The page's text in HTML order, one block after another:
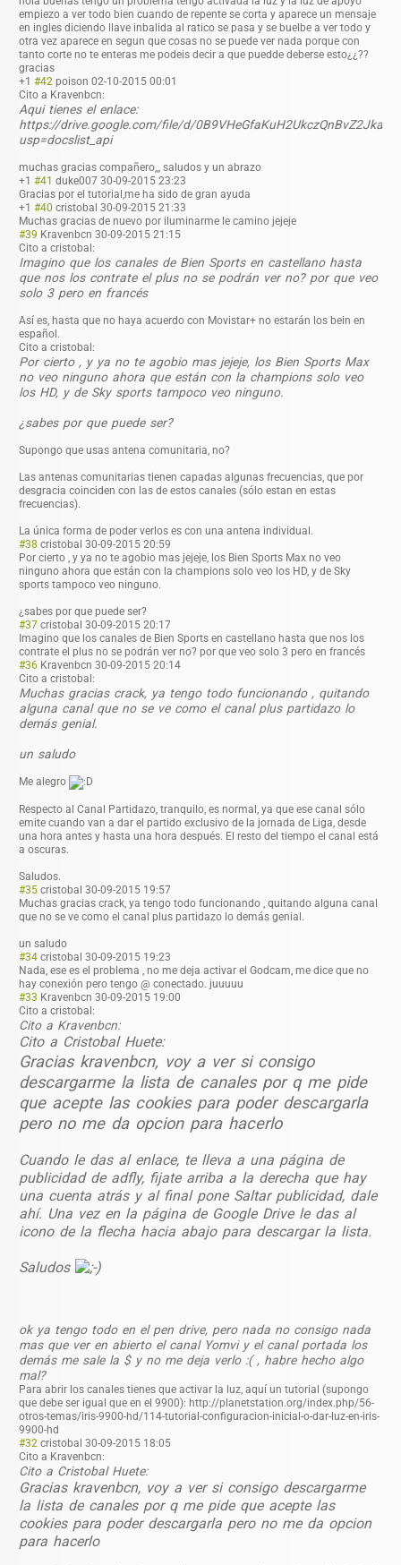
empiezo a ver todo bien cuando de repente se corta y aparece un mensaje
en ingles diciendo llave inbalida al ratico se pasa y se buelbe a ver todo y
otra vez aparece en segun que cosas no se puede ver nada porque con
tanto corte no te enteras me podeis decir a que puedde deberse esto¿¿??
gracias
+1 #42 poison 02-10-2015 00:01
Cito a Kravenbcn:
Aqui tienes el enlace:
https://drive.google.com/file/d/
usp=docslist_api
muchas gracias compañero,,, saludos y un abrazo
+1 #41 duke007 30-09-2015 23:23
Gracias por el tutorial,me ha sido de gran ayuda
+1 #40 cristobal 30-09-2015 21:33
Muchas gracias de nuevo por iluminarme le camino jejeje
#39 Kravenbcn 30-09-2015 21:15
Cito a cristobal:
Imagino que los canales de Bien Sports en castellano hasta
que nos los contrate el plus no se podrán ver no? por que veo
solo 3 pero en francés
Así es, hasta que no haya acuerdo con Movistar+ no estarán los bein en
español.
Cito a cristobal:
Por cierto , y ya no te agobio mas jejeje, los Bien Sports Max
no veo ninguno ahora que están con la champions solo veo
los HD, y de Sky sports tampoco veo ninguno.
¿sabes por que puede ser?
Supongo que usas antena comunitaria, no?
Las antenas comunitarias tienen capadas algunas frecuencias, que por
desgracia coinciden con las de estos canales (sólo estan en estas
frecuencias).
La única forma de poder verlos es con una antena individual.
#38 cristobal 30-09-2015 20:59
Por cierto , y ya no te agobio mas jejeje, los Bien Sports Max no veo
ninguno ahora que están con la champions solo veo los HD, y de Sky
sports tampoco veo ninguno.
¿sabes por que puede ser?
#37 cristobal 30-09-2015 20:17
Imagino que los canales de Bien Sports en castellano hasta que nos los
contrate el plus no se podrán ver no? por que veo solo 3 pero en francés
#36 Kravenbcn 30-09-2015 20:14
Cito a cristobal:
Muchas gracias crack, ya tengo todo funcionando , quitando
alguna canal que no se ve como el canal plus partidazo lo
demás genial.
un saludo
Me alegro
Respecto al Canal Partidazo, tranquilo, es normal, ya que ese canal sólo
emite cuando van a dar el partido exclusivo de la jornada de Liga, desde
una hora antes y hasta una hora después. El resto del tiempo el canal está
a oscuras.
Saludos.
#35 cristobal 30-09-2015 19:57
Muchas gracias crack, ya tengo todo funcionando , quitando alguna canal
que no se ve como el canal plus partidazo lo demás genial.
un saludo
#34 cristobal 30-09-2015 19:23
Nada, ese es el problema , no me deja activar el Godcam, me dice que no
hay conexión pero tengo @ conectado. juuuuu
#33 Kravenbcn 30-09-2015 19:00
Cito a cristobal:
Cito a Kravenbcn:
Cito a Cristobal Huete:
Gracias kravenbcn, voy a ver si consigo
descargarme la lista de canales por q me pide
que acepte las cookies para poder descargarla
pero no me da opcion para hacerlo
Cuando le das al enlace, te lleva a una página de
publicidad de adfly, fijate arriba a la derecha que hay
una cuenta atrás y al final pone Saltar publicidad, dale
ahí. Una vez en la página de Google Drive le das al
icono de la flecha hacia abajo para descargar la lista.
Saludos
ok ya tengo todo en el pen drive, pero nada no consigo nada
mas que ver en abierto el canal Yomvi y el canal portada los
demás me sale la $ y no me deja verlo :( , habre hecho algo
mal?
Para abrir los canales tienes que activar la luz, aquí un tutorial (supongo
que debe ser igual que en el 9900): http://planetstation.org/index.php/56-
otros-temas/iris-9900-hd/114-tutorial-configuracion-inicial-o-dar-luz-en-iris-
9900-hd
#32 cristobal 30-09-2015 18:05
Cito a Kravenbcn:
Cito a Cristobal Huete:
Gracias kravenbcn, voy a ver si consigo descargarme
la lista de canales por q me pide que acepte las
cookies para poder descargarla pero no me da opcion
para hacerlo